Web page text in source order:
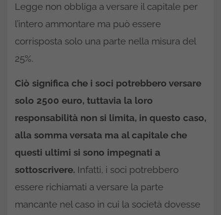
Legge non obbliga a versare il capitale per
l’intero ammontare ma può essere
corrisposta solo una parte nella misura del
25%.
Ciò significa che i soci potrebbero versare
solo 2500 euro, tuttavia la loro
responsabilità non si limita, in questo caso,
alla somma versata ma al capitale che
questi ultimi si sono impegnati a
sottoscrivere. Infatti, i soci potrebbero
essere richiamati a versare la parte
mancante nel caso in cui la società dovesse